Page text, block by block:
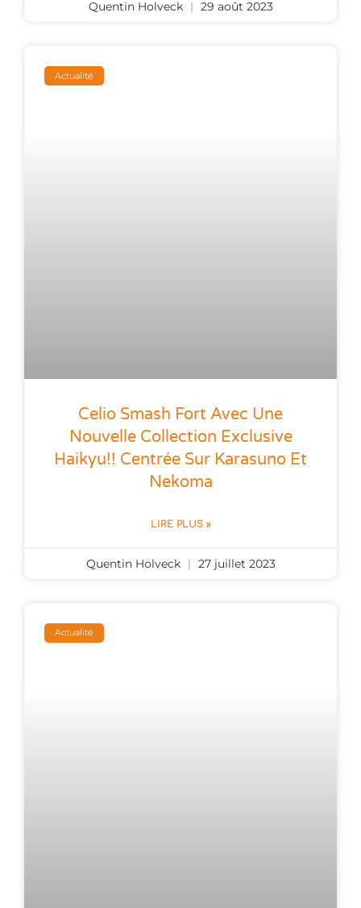
Quentin Holveck 29 août 2023
Actualité
Celio Smash Fort Avec Une
Nouvelle Collection Exclusive
Haikyu!! Centrée Sur Karasuno Et
Nekoma
LIRE PLUS »
Quentin Holveck 27 juillet 2023
Actualité